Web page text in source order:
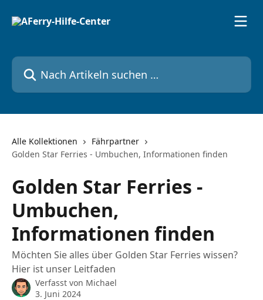
Nach Artikeln suchen …
Alle Kollektionen
Fährpartner
Golden Star Ferries - Umbuchen, Informationen finden
Golden Star Ferries -
Umbuchen,
Informationen finden
Möchten Sie alles über Golden Star Ferries wissen?
Hier ist unser Leitfaden
Verfasst von Michael
3. Juni 2024